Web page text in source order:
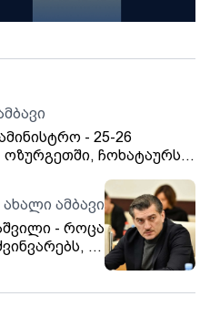
- 25-26
ჩოხატაურსა
იმყოფებოდნენ,
დახმარება
ხოლო 30-ის
განახორციელეს
ამბავი
- როცა
ეს